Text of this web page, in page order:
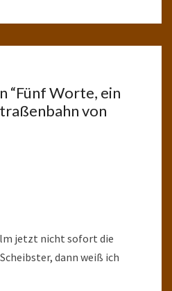
“Fünf Worte, ein
von
jetzt nicht sofort die
dann weiß ich